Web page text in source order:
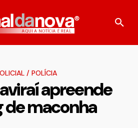
/ POLÍCIA
apreende
de maconha